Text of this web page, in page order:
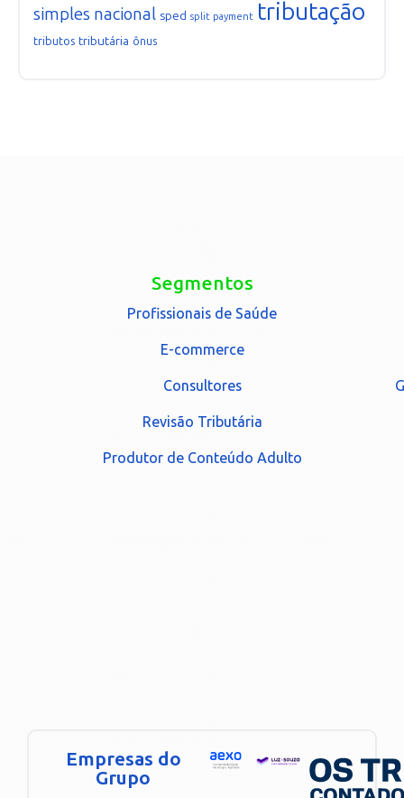
simples nacional sped split payment tributação
tributos tributária ônus
Segmentos
Profissionais de Saúde
E-commerce
Consultores
Revisão Tributária
Produtor de Conteúdo Adulto
Empresas do
Grupo